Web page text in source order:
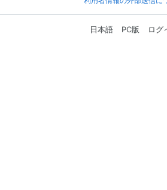
日本語 PC版 ログ